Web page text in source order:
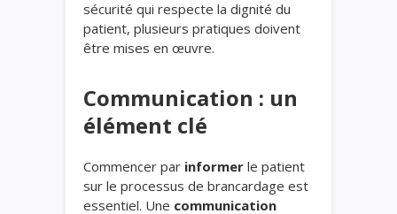
sécurité qui respecte la dignité du
patient, plusieurs pratiques doivent
être mises en œuvre.
Communication : un
élément clé
Commencer par informer le patient
sur le processus de brancardage est
essentiel. Une communication